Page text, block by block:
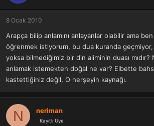
8 Ocak 2010
Arapça bilip anlamını anlayanlar olabilir ama
öğrenmek istiyorum, bu dua kuranda
yoksa bilmediğimiz bir din aliminin duası
anlamak istemekten doğal ne var? Elbette
kastettiğiniz değil, O herşeyin kaynağı.
N neriman
Kayıtlı Üye